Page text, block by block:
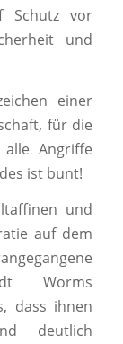
Schutz vor
und
einer
für die
Angriffe
ist bunt!
und
auf dem
Worms
dass ihnen
deutlich